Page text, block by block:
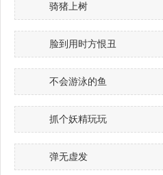
骑猪上树
脸到用时方恨丑
不会游泳的鱼
抓个妖精玩玩
弹无虚发